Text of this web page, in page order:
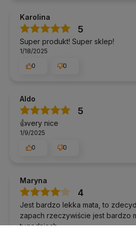
Karolina
5
Super produkt! Super sklep!
1/18/2025
0
0
Aldo
5
👍️very nice
1/9/2025
0
0
Maryna
4
Jest bardzo lekka mata, to
zapach rzeczywiście jest bardzo
tygodniach.